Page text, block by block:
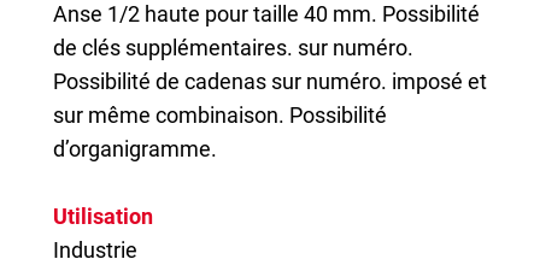
Anse 1/2 haute pour taille 40 mm. Possibilité
de clés supplémentaires. sur numéro.
Possibilité de cadenas sur numéro. imposé et
sur même combinaison. Possibilité
d’organigramme.
Utilisation
Industrie